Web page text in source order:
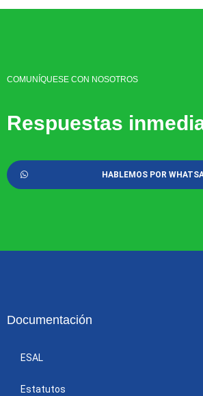
COMUNÍQUESE CON NOSOTROS
Respuestas
HABLEMOS POR
Documentación
ESAL
Estatutos